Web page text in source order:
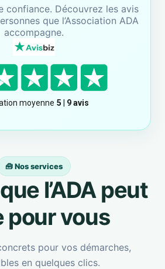
confiance. Découvrez les avis
que l’Association ADA
accompagne.
🧰 Nos services
l’ADA peut
pour vous
pour vos démarches,
en quelques clics.